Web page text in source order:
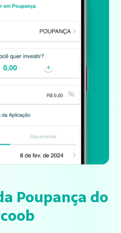
Poupança do